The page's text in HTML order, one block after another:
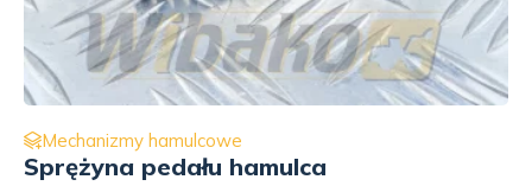
Mechanizmy hamulcowe
Sprężyna pedału hamulca